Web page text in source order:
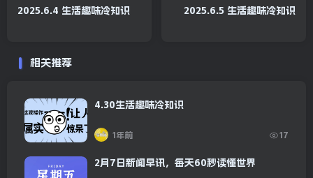
2025.6.4 生活趣味冷知识
2025.6.5 生活趣味冷知识
相关推荐
4.30生活趣味冷知识
1年前 17
2月7日新闻早讯，每天60秒读懂世界